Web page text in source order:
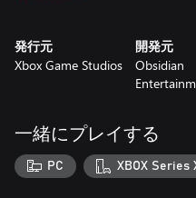
ものがあなたに助けを求めてい
る場所です。 固有の生態系を
た島を探検しましょう。
本能的な戦闘で思いどおりにプ
剣、魔法、銃、盾を組み合わ
戦いましょう。 魔導書を読み
せたり、燃やしたりする魔法を
発行元
Xbox Game Studios
開発元
Obsidian
一緒にプレイする
PC XBOX Series